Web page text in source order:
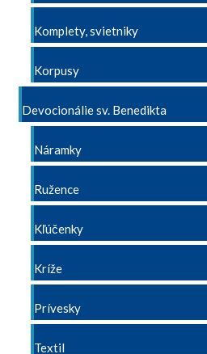
Komplety, svietniky
Korpusy
Devocionálie sv. Benedikta
Náramky
Ružence
Kľúčenky
Kríže
Prívesky
Textil